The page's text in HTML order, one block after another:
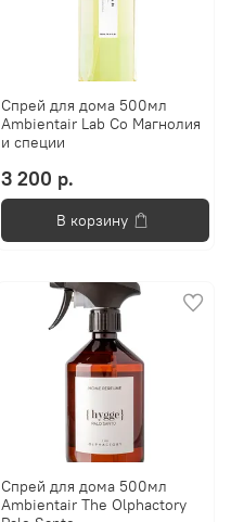
Спрей для дома 500мл
Ambientair Lab Co Магнолия
и специи
3 200 р.
В корзину
Спрей для дома 500мл
Ambientair The Olphactory